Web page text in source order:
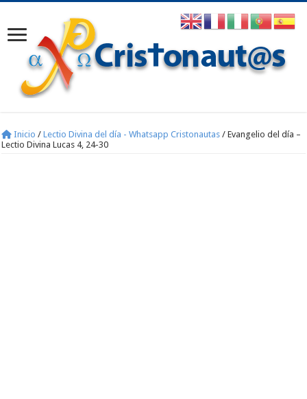
Inicio / Lectio Divina del día - Whatsapp Cristonautas / Evangelio del día –
Lectio Divina Lucas 4, 24-30